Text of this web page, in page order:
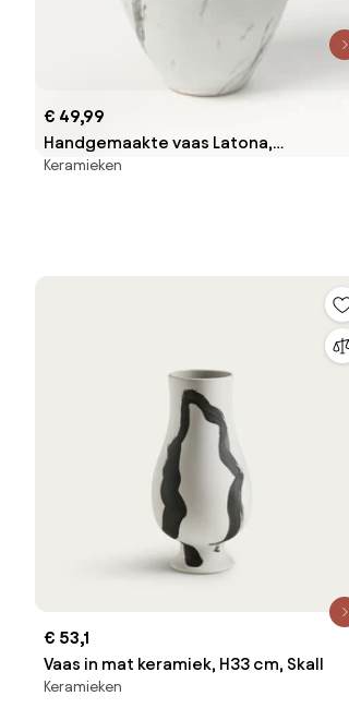
€ 49,99
Handgemaakte vaas Latona,
gemarmerd, H 30 cm
Keramieken
€ 53,1
Vaas in mat keramiek, H33 cm, Skall
Keramieken